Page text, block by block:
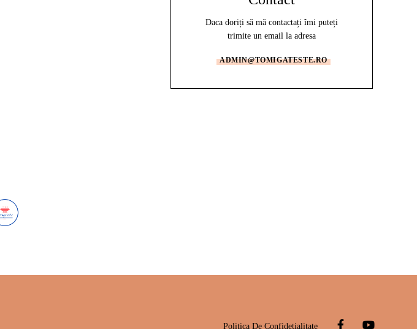
Daca doriți să mă contactați îmi puteți
trimite un email la adresa
ADMIN@TOMIGATESTE.RO
Politica De Confidețialitate